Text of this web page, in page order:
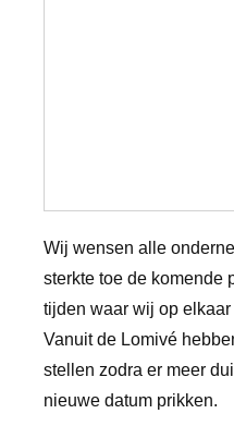
Wij wensen alle
sterkte toe de komende
tijden waar wij op
Vanuit de Lomivé
stellen zodra er meer
nieuwe datum prikken.